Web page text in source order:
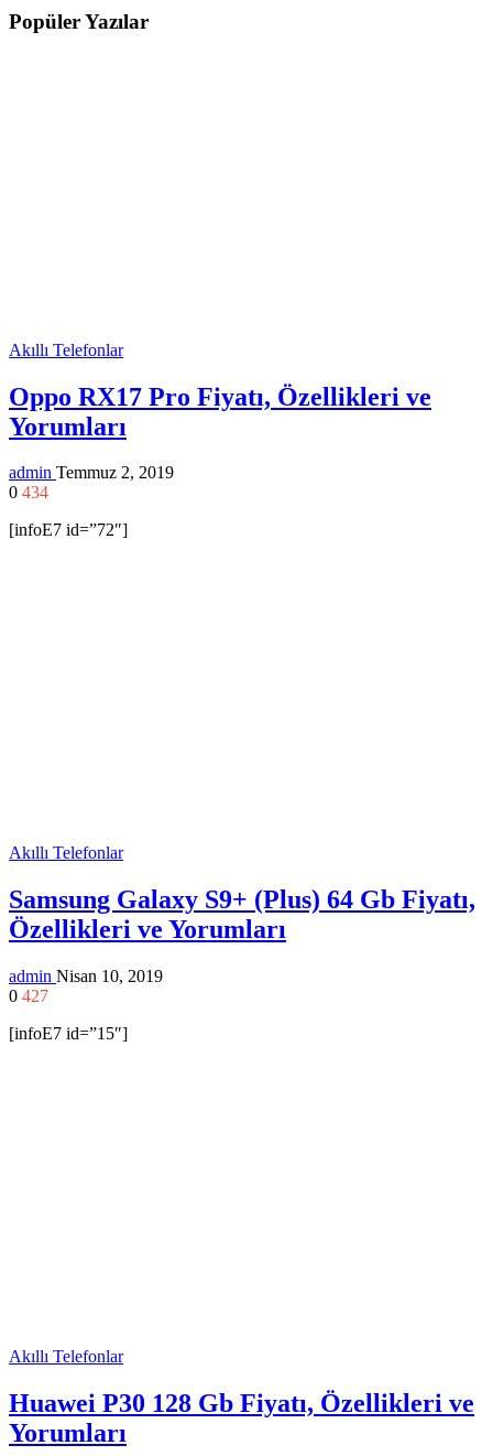
Popüler Yazılar
Akıllı Telefonlar
Oppo RX17 Pro Fiyatı, Özellikleri ve
Yorumları
admin Temmuz 2, 2019
0 434
[infoE7 id=”72″]
Akıllı Telefonlar
Samsung Galaxy S9+ (Plus) 64 Gb Fiyatı,
Özellikleri ve Yorumları
admin Nisan 10, 2019
0 427
[infoE7 id=”15″]
Akıllı Telefonlar
Huawei P30 128 Gb Fiyatı, Özellikleri ve
Yorumları